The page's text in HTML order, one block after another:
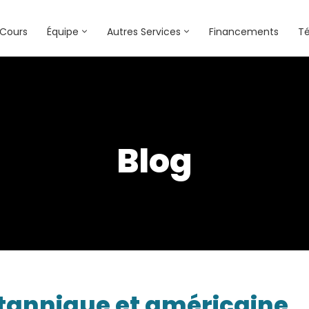
Cours Équipe Autres Services Financements
Blog